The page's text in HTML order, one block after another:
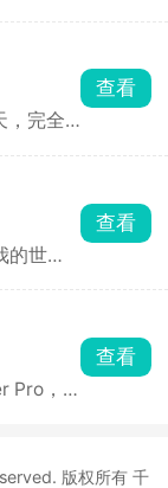
随便换
图片，
方案
作业，
，完全
形象。
设定好
、发声
词或
查看
的世
皮肤导
修改时
命值、
查看
Pro，
归纳整
查看
版权所有 千